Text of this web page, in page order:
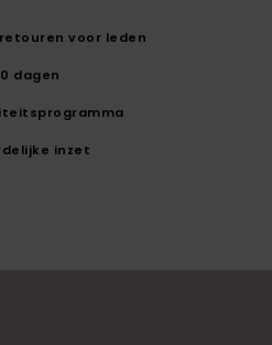
voor leden
dagen
inzet